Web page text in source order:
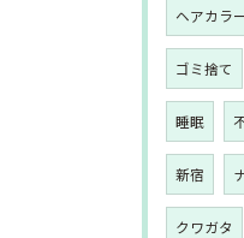
ヘアカラ
ゴミ捨て
睡眠
新宿
クワガタ